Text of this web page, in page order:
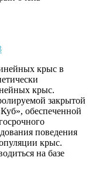
крыс в
крыс.
закрытой
обеспеченной
поведения
крыс.
на базе